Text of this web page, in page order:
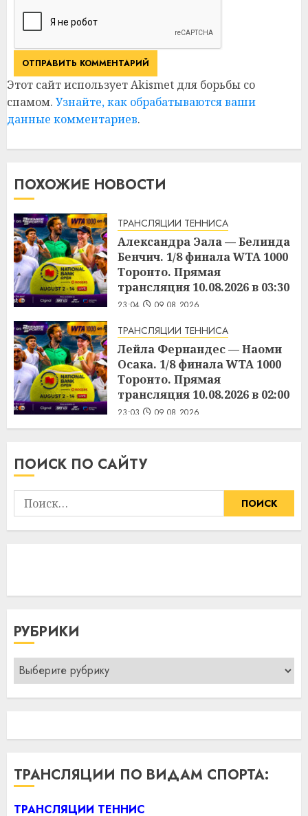
Этот сайт использует Akismet для борьбы со
спамом. Узнайте, как обрабатываются ваши
данные комментариев.
ПОХОЖИЕ НОВОСТИ
ТРАНСЛЯЦИИ ТЕННИСА
Александра Эала — Белинда
Бенчич. 1/8 финала WTA 1000
Торонто. Прямая
трансляция 10.08.2026 в 03:30
23:04 09.08.2026
ТРАНСЛЯЦИИ ТЕННИСА
Лейла Фернандес — Наоми
Осака. 1/8 финала WTA 1000
Торонто. Прямая
трансляция 10.08.2026 в 02:00
23:03 09.08.2026
ПОИСК ПО САЙТУ
Найти:
РУБРИКИ
Рубрики
ТРАНСЛЯЦИИ ПО ВИДАМ СПОРТА:
ТРАНСЛЯЦИИ ТЕННИС